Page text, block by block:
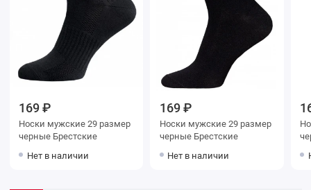
169 ₽
Носки мужские 29 размер
черные Брестские
Нет в наличии
169 ₽
Носки мужские 29 размер
черные Брестские
Нет в наличии
Носки